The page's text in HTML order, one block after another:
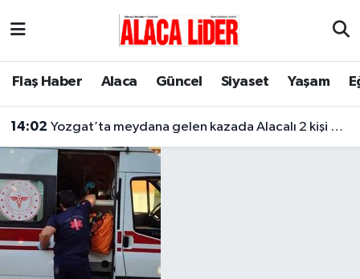
Flaş Haber Alaca Güncel Siyaset Yaşam
14:02 Yozgat’ta meydana gelen kazada Alacalı 2 kişi hayatını kaybetti
Çorum Nöbetçi Eczaneler
Çorum Trafik Yoğunluk Haritası
Süper Lig Puan Durumu ve Fikstür
Tüm Manşetler